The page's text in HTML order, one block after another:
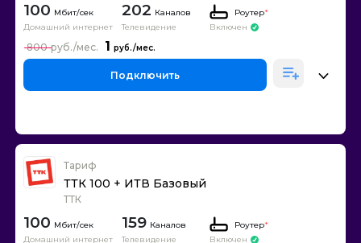
100
Домашний интернет
202 Каналов
Телевидение
Роутер*
Включен
1
800
Подключить
Тариф
ТТК 100 + ИТВ Базовый
ТТК
100
Домашний интернет
159 Каналов
Телевидение
Роутер*
Включен